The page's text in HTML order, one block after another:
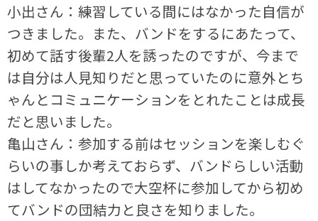
小出さん：練習している間にはなかった自信が
つきました。また、バンドをするにあたって、
初めて話す後輩2人を誘ったのですが、今まで
は自分は人見知りだと思っていたのに意外とち
ゃんとコミュニケーションをとれたことは成長
だと思いました。
亀山さん：参加する前はセッションを楽しむぐ
らいの事しか考えておらず、バンドらしい活動
はしてなかったので大空杯に参加してから初め
てバンドの団結力と良さを知りました。